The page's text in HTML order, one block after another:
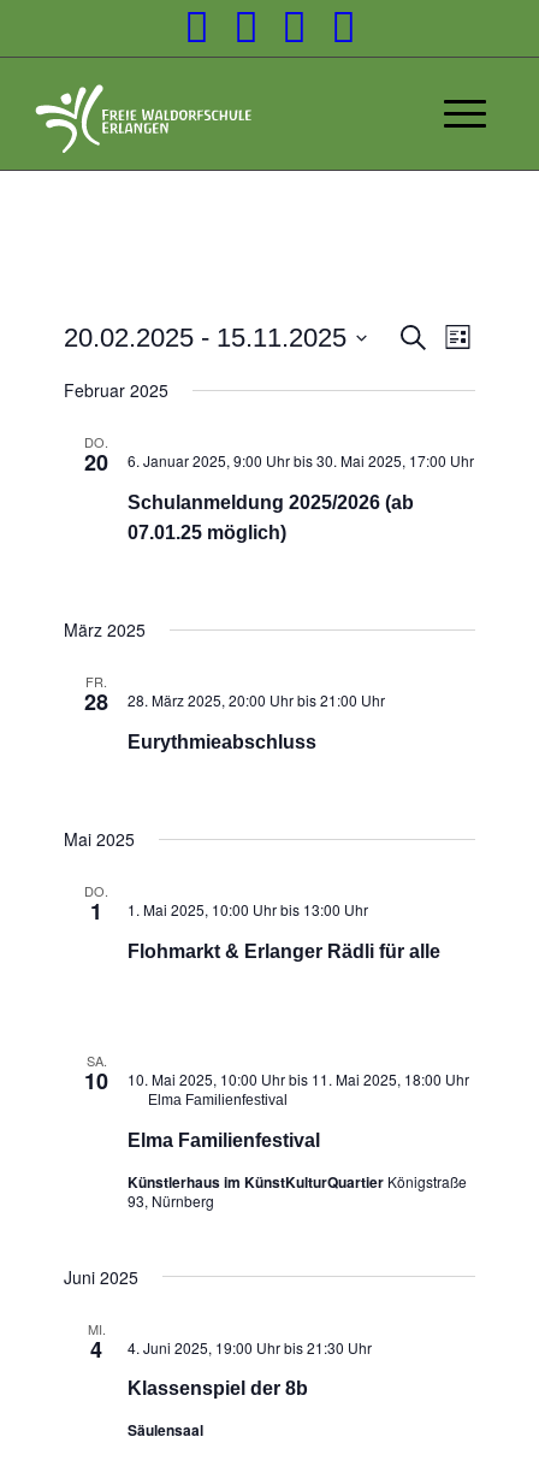
Suche
Liste
20.02.2025 - 15.11.2025
wählen.
Februar 2025
DO.
20 6. Januar 2025, 9:00 Uhrbis30. Mai 2025, 17:00 Uhr
Schulanmeldung 2025/2026 (ab
07.01.25 möglich)
März 2025
FR.
28 28. März 2025, 20:00 Uhrbis21:00 Uhr
Eurythmieabschluss
Mai 2025
DO.
1 1. Mai 2025, 10:00 Uhrbis 13:00 Uhr
Flohmarkt & Erlanger Rädli für alle
SA.
10 10. Mai 2025, 10:00 Uhrbis 11. Mai 2025, 18:00 Uhr
Elma Familienfestival
Elma Familienfestival
Künstlerhaus im KünstKulturQuartier Königstraße
93, Nürnberg
Juni 2025
MI.
4 4. Juni 2025, 19:00 Uhrbis21:30 Uhr
Klassenspiel der 8b
Säulensaal